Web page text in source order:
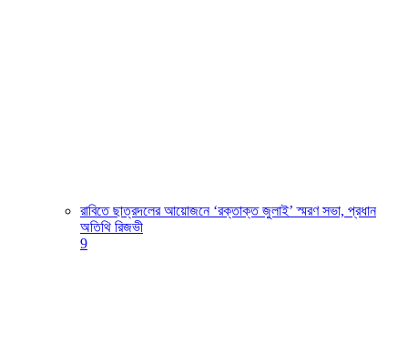
রাবিতে ছাত্রদলের আয়োজনে ‘রক্তাক্ত জুলাই’ স্মরণ সভা, প্রধান
অতিথি রিজভী
9